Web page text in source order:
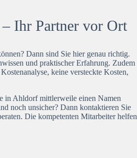
Ihr Partner vor Ort
Dann sind Sie hier genau richtig.
und praktischer Erfahrung. Zudem
keine versteckte Kosten,
in Ahldorf mittlerweile einen Namen
noch unsicher? Dann kontaktieren Sie
Die kompetenten Mitarbeiter helfen